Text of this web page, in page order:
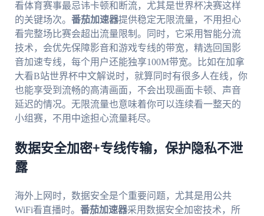
看体育赛事最忌讳卡顿和断流，尤其是世界杯决赛这样
的关键场次。 番茄加速器提供稳定无限流量，不用担心
看完整场比赛会超出流量限制。同时，它采用智能分流
技术，会优先保障影音和游戏专线的带宽，精选回国影
音加速专线，每个用户还能独享100M带宽。比如在加拿
大看B站世界杯中文解说时，就算同时有很多人在线，你
也能享受到流畅的高清画面，不会出现画面卡顿、声音
延迟的情况。无限流量也意味着你可以连续看一整天的
小组赛，不用中途担心流量耗尽。
数据安全加密+专线传输，保护隐私不泄
露
海外上网时，数据安全是个重要问题，尤其是用公共
WiFi看直播时。 番茄加速器采用数据安全加密技术，所